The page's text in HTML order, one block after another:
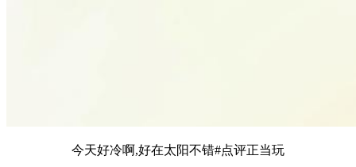
今天好冷啊,好在太阳不错#点评正当玩